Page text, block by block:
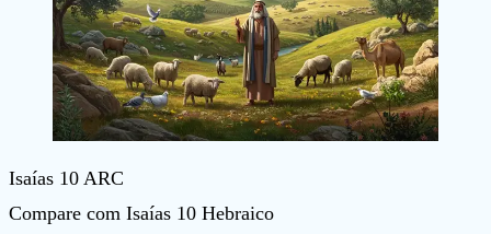
Isaías 10 ARC
Compare com Isaías 10 Hebraico